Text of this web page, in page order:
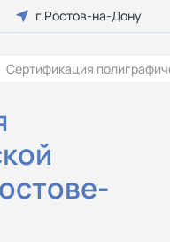
г.Ростов-на-Дону
Сертификация